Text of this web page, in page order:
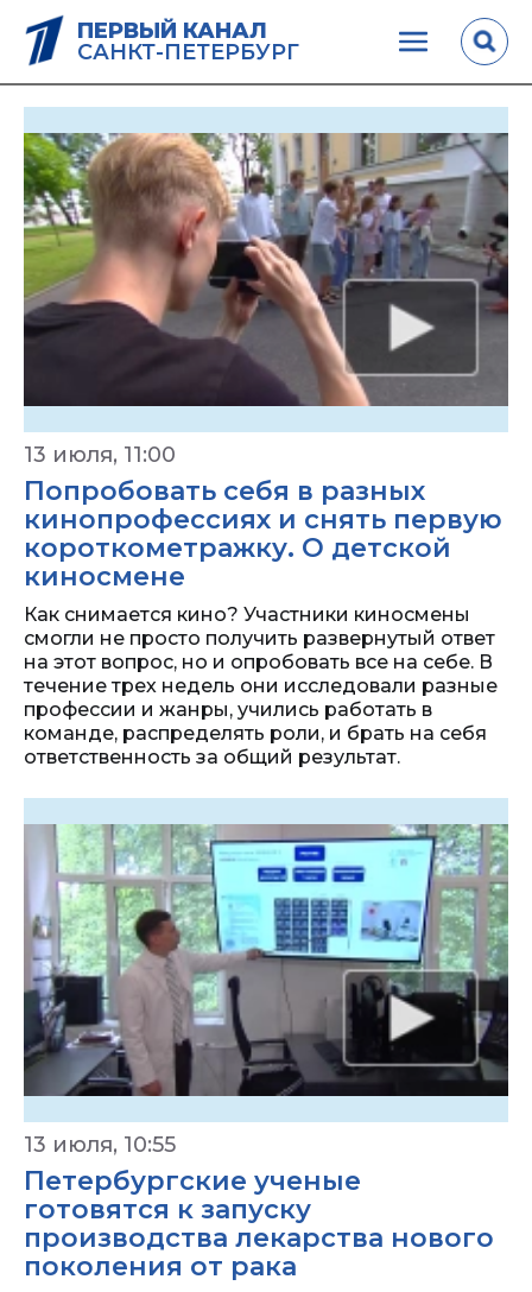
ПЕРВЫЙ КАНАЛ
САНКТ-ПЕТЕРБУРГ
13 июля, 11:00
Попробовать себя в разных
кинопрофессиях и снять первую
короткометражку. О детской
киносмене
Как снимается кино? Участники киносмены
смогли не просто получить развернутый ответ
на этот вопрос, но и опробовать все на себе. В
течение трех недель они исследовали разные
профессии и жанры, учились работать в
команде, распределять роли, и брать на себя
ответственность за общий результат.
13 июля, 10:55
Петербургские ученые
готовятся к запуску
производства лекарства нового
поколения от рака